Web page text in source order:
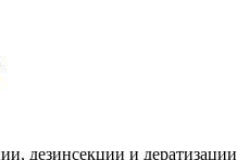
дезинсекции и дератизации